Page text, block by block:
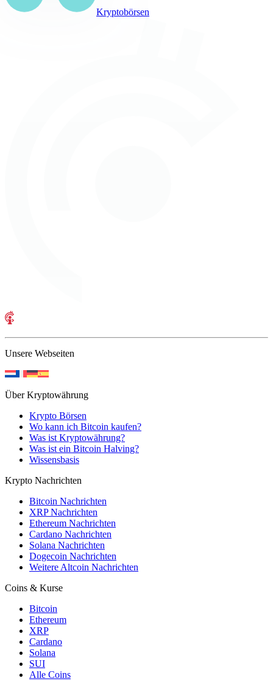
Kryptobörsen
Unsere Webseiten
Über Kryptowährung
Krypto Börsen
Wo kann ich Bitcoin kaufen?
Was ist Kryptowährung?
Was ist ein Bitcoin Halving?
Wissensbasis
Krypto Nachrichten
Bitcoin Nachrichten
XRP Nachrichten
Ethereum Nachrichten
Cardano Nachrichten
Solana Nachrichten
Dogecoin Nachrichten
Weitere Altcoin Nachrichten
Coins & Kurse
Bitcoin
Ethereum
XRP
Cardano
Solana
SUI
Alle Coins